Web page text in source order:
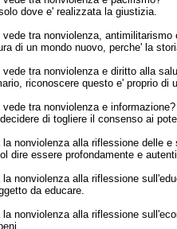
dove e' realizzata la giustizia.
vede tra nonviolenza, antimilitarismo
di un mondo nuovo, perche' la
vede tra nonviolenza e diritto alla
riconoscere questo e' proprio di
vede tra nonviolenza e informazione?
di togliere il consenso ai
la nonviolenza alla riflessione delle e
dire essere profondamente e
la nonviolenza alla riflessione
da educare.
la nonviolenza alla riflessione